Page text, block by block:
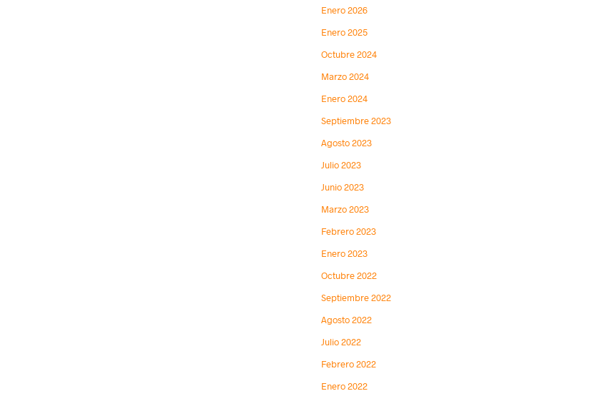
Enero 2026
Enero 2025
Octubre 2024
Marzo 2024
Enero 2024
Septiembre 2023
Agosto 2023
Julio 2023
Junio 2023
Marzo 2023
Febrero 2023
Enero 2023
Octubre 2022
Septiembre 2022
Agosto 2022
Julio 2022
Febrero 2022
Enero 2022